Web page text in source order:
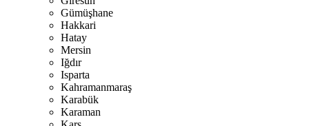
Gümüşhane
Hakkari
Hatay
Mersin
Iğdır
Isparta
Kahramanmaraş
Karabük
Karaman